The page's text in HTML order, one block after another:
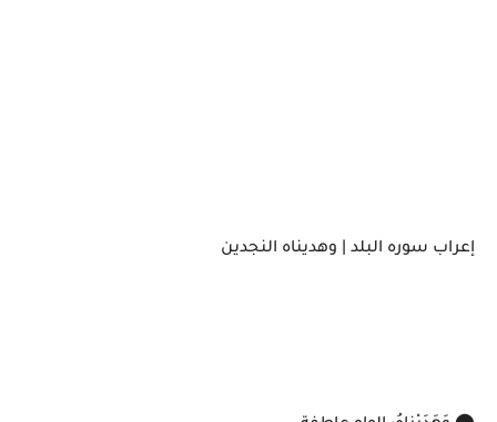
إعراب سوره البلد | وهديناه النجدين